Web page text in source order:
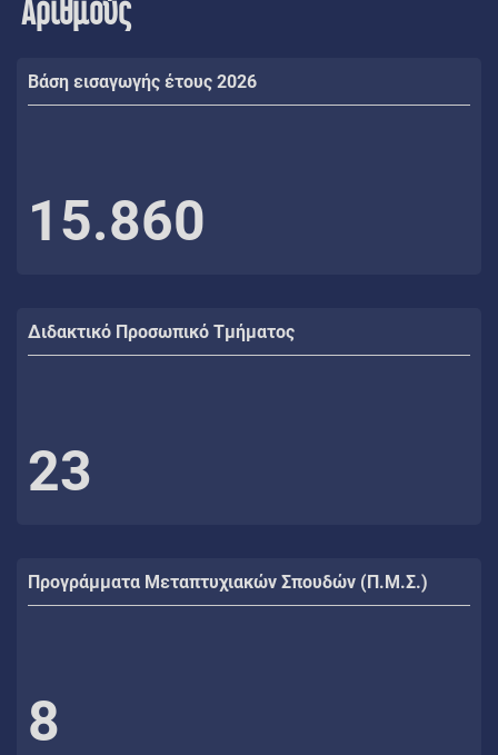
Αριθμούς
Βάση εισαγωγής έτους 2026
15.860
Διδακτικό Προσωπικό Τμήματος
23
Προγράμματα Μεταπτυχιακών Σπουδών (Π.Μ.Σ.)
8